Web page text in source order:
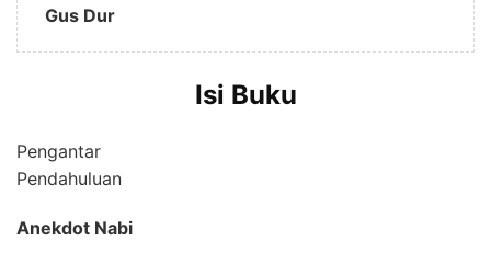
Gus Dur
Isi Buku
Pengantar
Pendahuluan
Anekdot Nabi